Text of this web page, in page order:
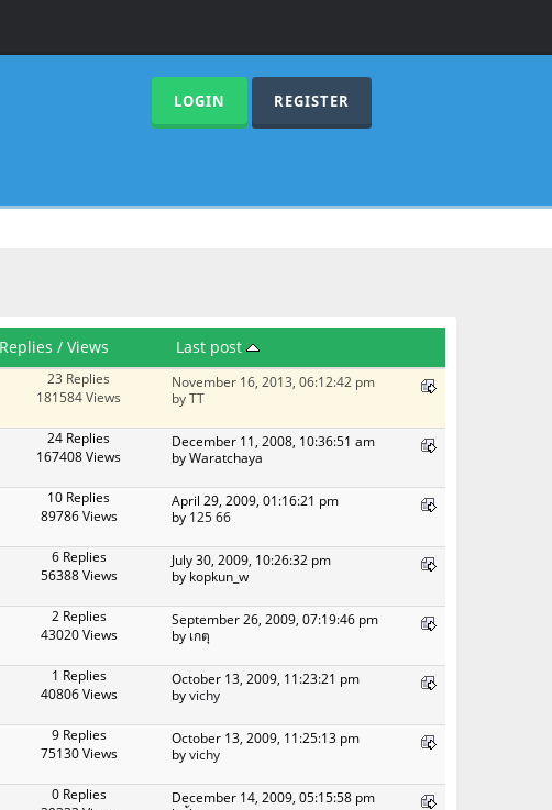
LOGIN REGISTER
Replies / Views
Last post
23 Replies
181584 Views
November 16, 2013, 06:12:42 pm
by TT
24 Replies
167408 Views
December 11, 2008, 10:36:51 am
by Waratchaya
10 Replies
89786 Views
April 29, 2009, 01:16:21 pm
by 125 66
6 Replies
56388 Views
July 30, 2009, 10:26:32 pm
by kopkun_w
2 Replies
43020 Views
September 26, 2009, 07:19:46 pm
by เกตุ
1 Replies
40806 Views
October 13, 2009, 11:23:21 pm
byvichy
9 Replies
75130 Views
October 13, 2009, 11:25:13 pm
byvichy
0 Replies
December 14, 2009, 05:15:58 pm